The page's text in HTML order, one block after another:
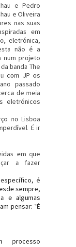
e Pedro
e Oliveira
nas suas
em
eletrónica,
não é a
num projeto
banda The
com JP os
passado
de meia
eletrónicos
no Lisboa
É ir
em que
a fazer
é
sempre,
e algumas
pensar: "É
processo